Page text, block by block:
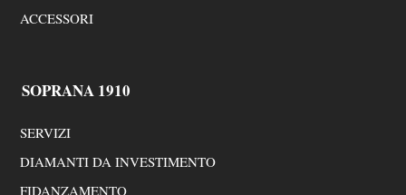
ACCESSORI
SOPRANA 1910
SERVIZI
DIAMANTI DA INVESTIMENTO
FIDANZAMENTO